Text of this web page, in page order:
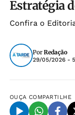
Estratégia
Confira o
Por Redação
29/05/2026 -
OUÇA COMPARTILHE